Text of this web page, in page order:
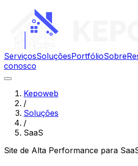
ServiçosSoluçõesPortfólioSobre
conosco
Kepoweb
/
Soluções
/
SaaS
Site de Alta Performance para